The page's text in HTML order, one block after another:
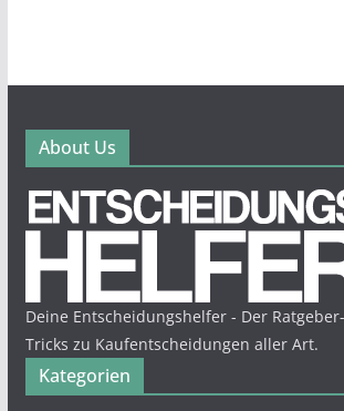
About Us
Deine Entscheidungshelfer - Der
Tricks zu Kaufentscheidungen aller Art.
Kategorien